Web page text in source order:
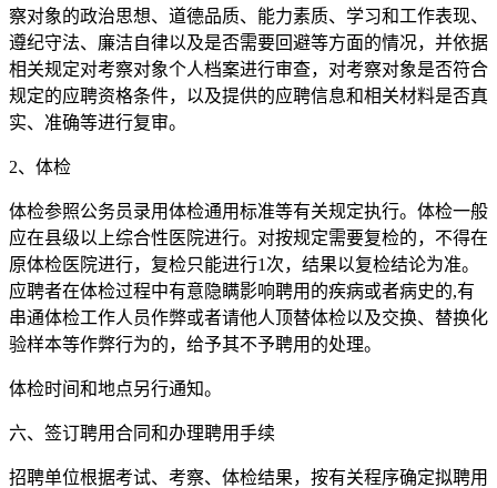
察对象的政治思想、道德品质、能力素质、学习和工作表现、
遵纪守法、廉洁自律以及是否需要回避等方面的情况，并依据
相关规定对考察对象个人档案进行审查，对考察对象是否符合
规定的应聘资格条件，以及提供的应聘信息和相关材料是否真
实、准确等进行复审。
2、体检
体检参照公务员录用体检通用标准等有关规定执行。体检一般
应在县级以上综合性医院进行。对按规定需要复检的，不得在
原体检医院进行，复检只能进行1次，结果以复检结论为准。
应聘者在体检过程中有意隐瞒影响聘用的疾病或者病史的,有
串通体检工作人员作弊或者请他人顶替体检以及交换、替换化
验样本等作弊行为的，给予其不予聘用的处理。
体检时间和地点另行通知。
六、签订聘用合同和办理聘用手续
招聘单位根据考试、考察、体检结果，按有关程序确定拟聘用